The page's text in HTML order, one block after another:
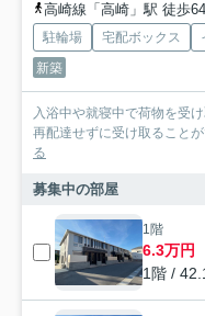
高崎線「高崎」駅 徒歩
駐輪場 宅配ボックス
新築
入浴中や就寝中で荷物を受
再配達せずに受け取ること
る
募集中の部屋
1階
6.3万円
1階 /